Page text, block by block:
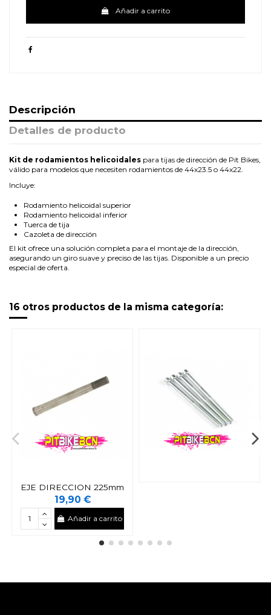
Añadir a carrito
Descripción
Detalles de producto
Kit de rodamientos helicoidales para tijas de dirección de Pit Bikes,
válido para modelos que necesiten rodamientos de 44x23.5 o 44x22.
Incluye:
Rodamiento helicoidal superior
Rodamiento helicoidal inferior
Tuerca de tija
Cazoleta de dirección
El kit ofrece una solución completa para el montaje de la dirección,
asegurando un giro suave y preciso de las tijas. Disponible a un precio
especial de oferta.
16 otros productos de la misma categoría:
EJE DIRECCION 225mm
19,90 €
Añadir a carrito